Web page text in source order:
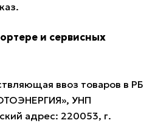
и сервисных
ввоз товаров в РБ
УНП
адрес: 220053, г.